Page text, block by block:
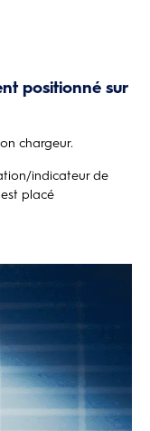
positionné sur
chargeur.
indicateur de
placé